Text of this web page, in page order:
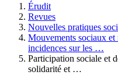
Érudit
Revues
Nouvelles pratiques
Mouvements sociaux
incidences sur les …
Participation sociale et
solidarité et …